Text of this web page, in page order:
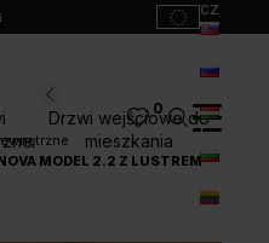
cz
hu
Drzwi wejściowe do
mieszkania
0
MODEL 2.2 Z LUSTREM